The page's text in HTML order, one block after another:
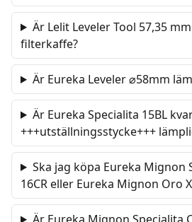
Är Lelit Leveler Tool 57,35
filterkaffe?
Är Eureka Leveler ⌀58mm
Är Eureka Specialita 15BL
+++utställningsstycke+++
Ska jag köpa Eureka Mignon
16CR eller Eureka Mignon Oro